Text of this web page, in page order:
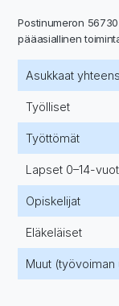
Postinumeron
pääasiallinen
Asukkaat
Työlliset
Työttömät
Lapset 0–14-
Opiskelijat
Eläkeläiset
Muut (työvoiman